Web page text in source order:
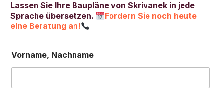
Lassen Sie Ihre Baupläne von Skrivanek in jede
Sprache übersetzen.
Fordern Sie noch heute
eine Beratung an!
Vorname, Nachname